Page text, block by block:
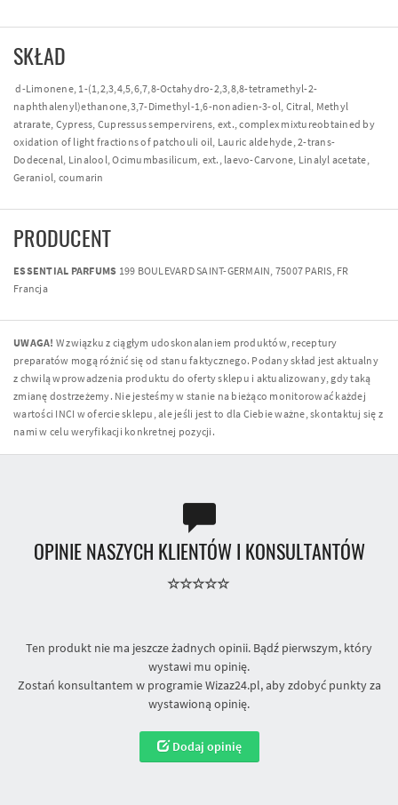
SKŁAD
d-Limonene, 1-(1,2,3,4,5,6,7,8-Octahydro-2,3,8,8-tetramethyl-2-
naphthalenyl)ethanone,3,7-Dimethyl-1,6-nonadien-3-ol, Citral, Methyl
atrarate, Cypress, Cupressus sempervirens, ext., complex mixtureobtained by
oxidation of light fractions of patchouli oil, Lauric aldehyde, 2-trans-
Dodecenal, Linalool, Ocimumbasilicum, ext., laevo-Carvone, Linalyl acetate,
Geraniol, coumarin
PRODUCENT
ESSENTIAL PARFUMS 199 BOULEVARD SAINT-GERMAIN, 75007 PARIS, FR
Francja
UWAGA! W związku z ciągłym udoskonalaniem produktów, receptury
preparatów mogą różnić się od stanu faktycznego. Podany skład jest aktualny
z chwilą wprowadzenia produktu do oferty sklepu i aktualizowany, gdy taką
zmianę dostrzeżemy. Nie jesteśmy w stanie na bieżąco monitorować każdej
wartości INCI w ofercie sklepu, ale jeśli jest to dla Ciebie ważne, skontaktuj się z
nami w celu weryfikacji konkretnej pozycji.
OPINIE NASZYCH KLIENTÓW I KONSULTANTÓW
Ten produkt nie ma jeszcze żadnych opinii. Bądź pierwszym, który
wystawi mu opinię.
Zostań konsultantem w programie Wizaz24.pl, aby zdobyć punkty za
wystawioną opinię.
Dodaj opinię